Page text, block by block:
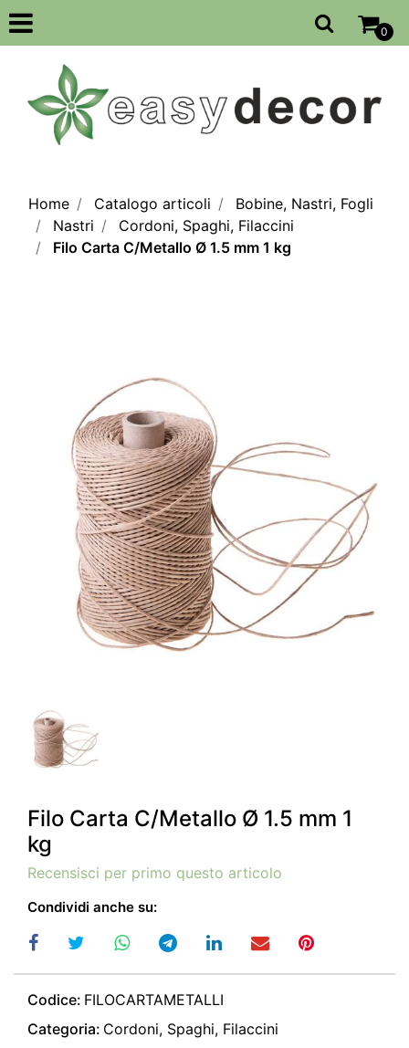
Open
0
Home Catalogo articoli
Bobine, Nastri, Fogli
Nastri
Cordoni, Spaghi, Filaccini
Filo Carta C/Metallo Ø 1.5 mm 1 kg
Filo Carta C/Metallo Ø 1.5 mm 1
kg
Recensisci per primo questo articolo
Condividi anche su:
Codice: FILOCARTAMETALLI
Categoria: Cordoni, Spaghi, Filaccini